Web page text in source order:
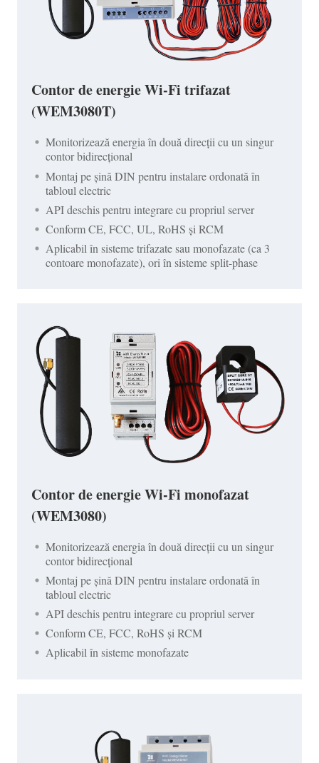
Contor de energie Wi-Fi trifazat
(WEM3080T)
Monitorizează energia în două direcții cu un singur
contor bidirecțional
Montaj pe șină DIN pentru instalare ordonată în
tabloul electric
API deschis pentru integrare cu propriul server
Conform CE, FCC, UL, RoHS și RCM
Aplicabil în sisteme trifazate sau monofazate (ca 3
contoare monofazate), ori în sisteme split-phase
Contor de energie Wi-Fi monofazat
(WEM3080)
Monitorizează energia în două direcții cu un singur
contor bidirecțional
Montaj pe șină DIN pentru instalare ordonată în
tabloul electric
API deschis pentru integrare cu propriul server
Conform CE, FCC, RoHS și RCM
Aplicabil în sisteme monofazate